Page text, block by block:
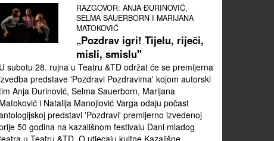
RAZGOVOR: ANJA ĐURINOVIĆ,
SELMA SAUERBORN I MARIJANA
MATOKOVIĆ
„Pozdrav igri! Tijelu, riječi,
misli, smislu"
U subotu 28. rujna u Teatru &TD održat će se premijerna
predstave 'Pozdravi Pozdravima' kojom autorski
Anja Đurinović, Selma Sauerborn, Marijana
Matoković i Natalija Manojlović Varga odaju počast
predstavi 'Pozdravi' premijerno izvedenoj
50 godina na kazališnom festivalu Dani mladog
u Teatru &TD. O utjecaju kultne Kazališne